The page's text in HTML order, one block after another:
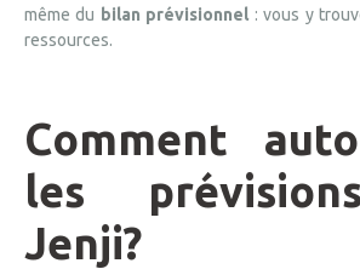
même du bilan prévisionnel : vous y
ressources.
Comment
les
Jenji?